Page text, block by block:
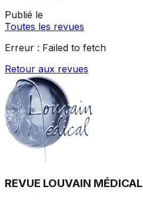
Publié le
Toutes les revues
Erreur : Failed to fetch
Retour aux revues
REVUE LOUVAIN MÉDICAL